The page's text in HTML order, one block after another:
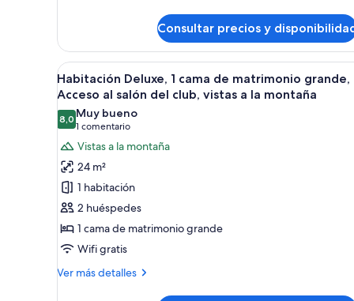
Deluxe,
camas
individuales,
a
la
montaña
Consultar precios y
Abrir
todas
las
fotos
de
Habitación
Deluxe,
cama
de
matrimonio
grande,
Habitación de hotel con
2
Habitación Deluxe, 1 cama de matrimonio grande,
Acceso al salón del club, vistas a la montaña
8,08,0 de 10
Muy bueno
1 comentario
(1 comentario)
Vistas a la montaña
24 m²
1 habitación
2 huéspedes
1 cama de matrimonio grande
Wifi gratis
Ver más detalles
Más